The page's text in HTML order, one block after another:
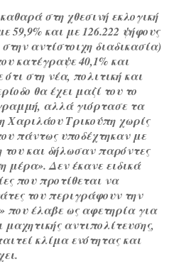
στη χθεσινή εκλογική
59,9% και με 126.222 ψήφους
στην αντίστοιχη διαδικασία)
κατέγραψε 40,1% και
στη νέα, πολιτική και
θα έχει μαζί του το
αλλά γιόρτασε τα
Χαριλάου Τρικούπη χωρίς
πάντως υποδέχτηκαν με
και δήλωσαν παρόντες
μέρα». Δεν έκανε ειδικά
που προτίθεται να
του περιγράφουν την
που έλαβε ως αφετηρία για
μαχητικής αντιπολίτευσης,
κλίμα ενότητας και